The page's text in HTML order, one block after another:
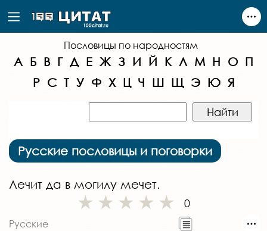
Пословицы по народностям
А Б В Г Д Е Ж З И Й К Л М Н О П
Р С Т У Ф Х Ц Ч Ш Щ Э Ю Я
Русские пословицы и поговорки
Лечит да в могилу мечет.
0
Русские